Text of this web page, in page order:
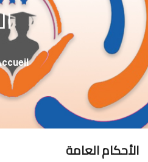
الأحكام العامة